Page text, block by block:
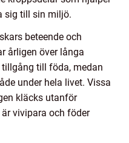
sig till sin miljö.
beteende och
årligen över långa
till föda, medan
under hela livet. Vissa
kläcks utanför
vivipara och föder